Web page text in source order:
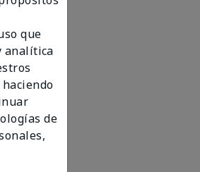
que
analítica
de